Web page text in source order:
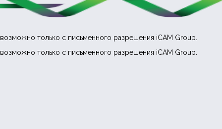
только с письменного разрешения iCAM Group.
только с письменного разрешения iCAM Group.